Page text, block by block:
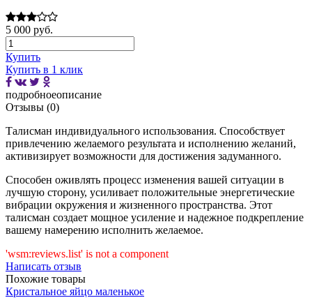
5 000 руб.
Купить
Купить в 1 клик
подробноеописание
Отзывы (0)
Талисман индивидуального использования. Способствует
привлечению желаемого результата и исполнению желаний,
активизирует возможности для достижения задуманного.
Способен оживлять процесс изменения вашей ситуации в
лучшую сторону, усиливает положительные энергетические
вибрации окружения и жизненного пространства. Этот
талисман создает мощное усиление и надежное подкрепление
вашему намерению исполнить желаемое.
'wsm:reviews.list' is not a component
Написать отзыв
Похожие товары
Кристальное яйцо маленькое